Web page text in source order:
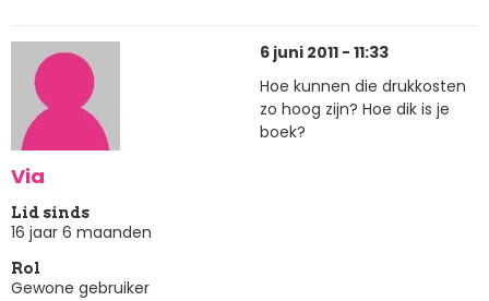
Via
Lid sinds
16 jaar 6 maanden
Rol
Gewone gebruiker
6 juni 2011 - 11:33
Hoe kunnen die drukkosten
zo hoog zijn? Hoe dik is je
boek?